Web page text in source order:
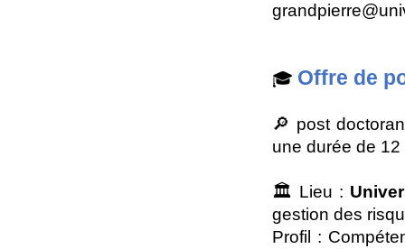
🎓 Offre de
🔎 post
une durée de 12
🏛️ Lieu :
gestion des
Profil :